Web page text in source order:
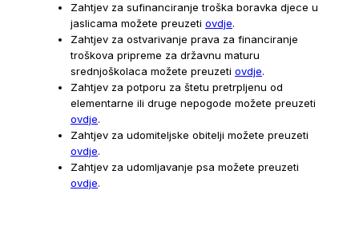
Zahtjev za sufinanciranje troška boravka djece u
jaslicama možete preuzeti ovdje.
Zahtjev za ostvarivanje prava za financiranje
troškova pripreme za državnu maturu
srednjoškolaca možete preuzeti ovdje.
Zahtjev za potporu za štetu pretrpljenu od
elementarne ili druge nepogode možete preuzeti
ovdje.
Zahtjev za udomiteljske obitelji možete preuzeti
ovdje.
Zahtjev za udomljavanje psa možete preuzeti
ovdje.